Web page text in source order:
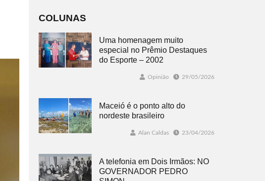
COLUNAS
Uma homenagem muito
especial no Prêmio Destaques
do Esporte – 2002
Opinião 29/05/2026
Maceió é o ponto alto do
nordeste brasileiro
Alan Caldas 23/04/2026
A telefonia em Dois Irmãos: NO
GOVERNADOR PEDRO